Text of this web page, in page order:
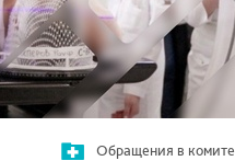
Обращения в